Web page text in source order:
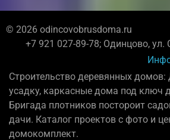
© 2026 odincovobrusdoma.ru
+7 921 027-89-78; Одинцово, ул.
Строительство деревянных
усадку, каркасные дома под ключ
Бригада плотников постороит
дачи. Каталог проектов с фото и
домокомплект.